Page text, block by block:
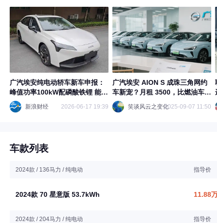
广汽埃安纯电动轿车新车申报：
峰值功率100kW配磷酸铁锂 能否
搅动家用纯电市场？
新浪财经 2026-06-17 19:39
广汽埃安 AION S 成珠三角网约
车新宠？月租 3500，比燃油车省
出不少钱
笑谈风云之变化2025-09-07 11:50
车款列表
2024款 / 136马力 / 纯电动 指导价
2024款 70 星意版 53.7kWh 11.88
2024款 / 204马力 / 纯电动 指导价